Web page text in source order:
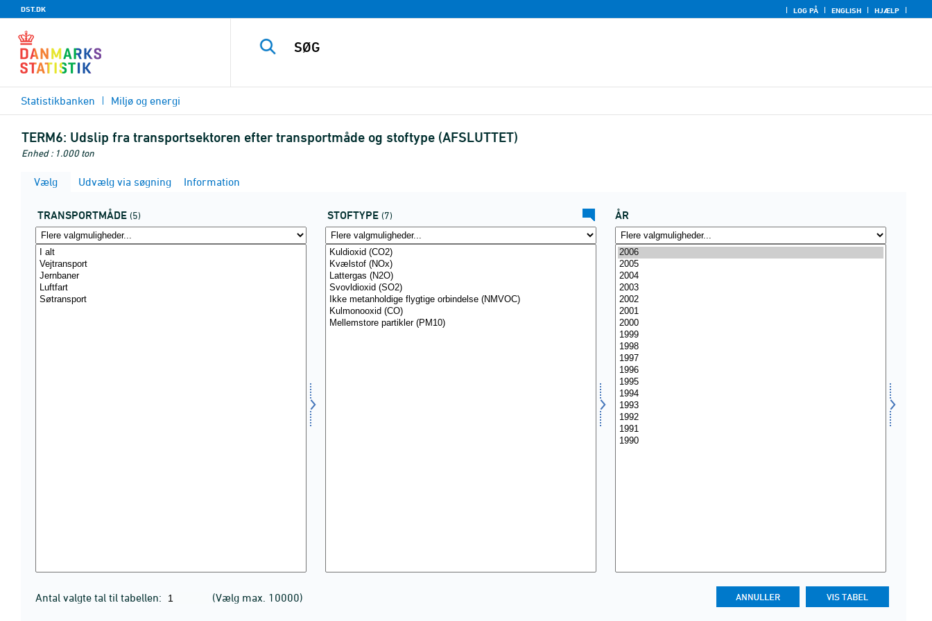
DST.DK LOG PÅ ENGLISH HJÆLP
Statistikbanken Miljø og energi
TERM6: Udslip fra transportsektoren efter transportmåde og stoftype (AFSLUTTET)
Enhed : 1.000 ton
Vælg Udvælg via søgning Information
TRANSPORTMÅDE (5) STOFTYPE (7) ÅR
Antal valgte tal til tabellen: (Vælg max. 10000)